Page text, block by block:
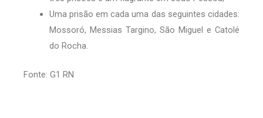
Uma prisão em cada uma das seguintes cidades:
Mossoró, Messias Targino, São Miguel e Catolé
do Rocha.
Fonte: G1 RN